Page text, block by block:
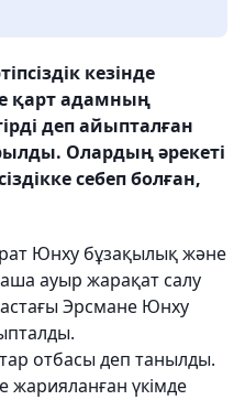
кезінде
қарт адамның
деп айыпталған
Олардың әрекеті
себеп болған,
Юнху бұзақылық және
ауыр жарақат салу
Эрсмане Юнху
отбасы деп танылды.
жарияланған үкімде